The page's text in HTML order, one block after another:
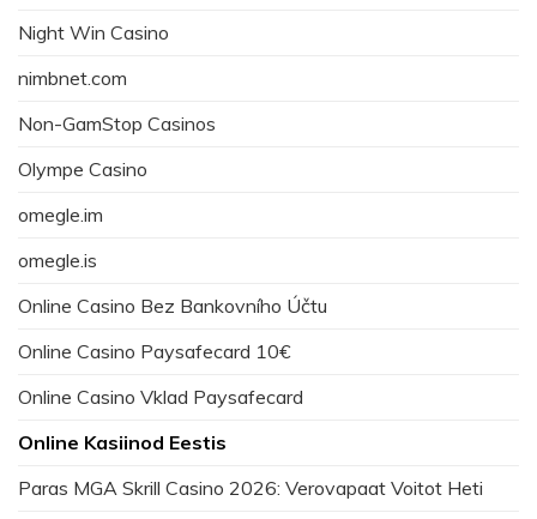
Night Win Casino
nimbnet.com
Non-GamStop Casinos
Olympe Casino
omegle.im
omegle.is
Online Casino Bez Bankovního Účtu
Online Casino Paysafecard 10€
Online Casino Vklad Paysafecard
Online Kasiinod Eestis
Paras MGA Skrill Casino 2026: Verovapaat Voitot Heti